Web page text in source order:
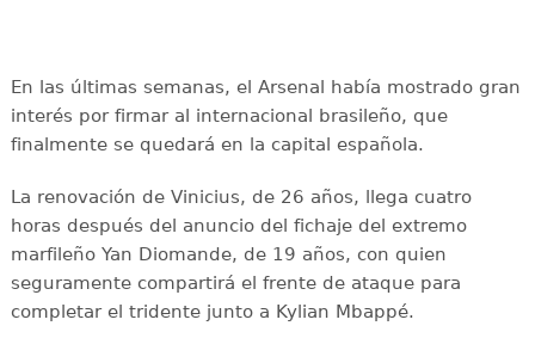
En las últimas semanas, el Arsenal había mostrado gran
interés por firmar al internacional brasileño, que
finalmente se quedará en la capital española.
La renovación de Vinicius, de 26 años, llega cuatro
horas después del anuncio del fichaje del extremo
marfileño Yan Diomande, de 19 años, con quien
seguramente compartirá el frente de ataque para
completar el tridente junto a Kylian Mbappé.